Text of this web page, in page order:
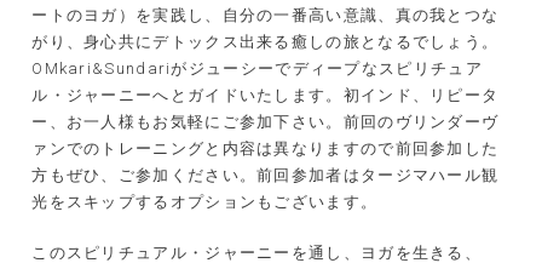
ートのヨガ）を実践し、自分の一番高い意識、真の我とつな
がり、身心共にデトックス出来る癒しの旅となるでしょう。
OMkari&Sundariがジューシーでディープなスピリチュア
ル・ジャーニーへとガイドいたします。初インド、リピータ
ー、お一人様もお気軽にご参加下さい。前回のヴリンダーヴ
ァンでのトレーニングと内容は異なりますので前回参加した
方もぜひ、ご参加ください。前回参加者はタージマハール観
光をスキップするオプションもございます。
このスピリチュアル・ジャーニーを通し、ヨガを生きる、